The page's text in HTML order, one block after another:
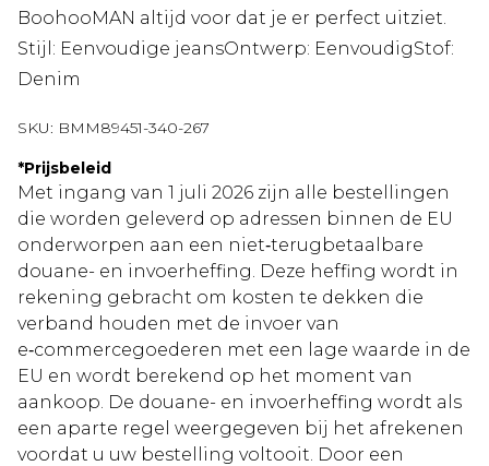
BoohooMAN altijd voor dat je er perfect uitziet.
Stijl: Eenvoudige jeansOntwerp: EenvoudigStof:
Denim
SKU: BMM89451-340-267
*Prijsbeleid
Met ingang van 1 juli 2026 zijn alle bestellingen
die worden geleverd op adressen binnen de EU
onderworpen aan een niet‑terugbetaalbare
douane- en invoerheffing. Deze heffing wordt in
rekening gebracht om kosten te dekken die
verband houden met de invoer van
e‑commercegoederen met een lage waarde in de
EU en wordt berekend op het moment van
aankoop. De douane- en invoerheffing wordt als
een aparte regel weergegeven bij het afrekenen
voordat u uw bestelling voltooit. Door een